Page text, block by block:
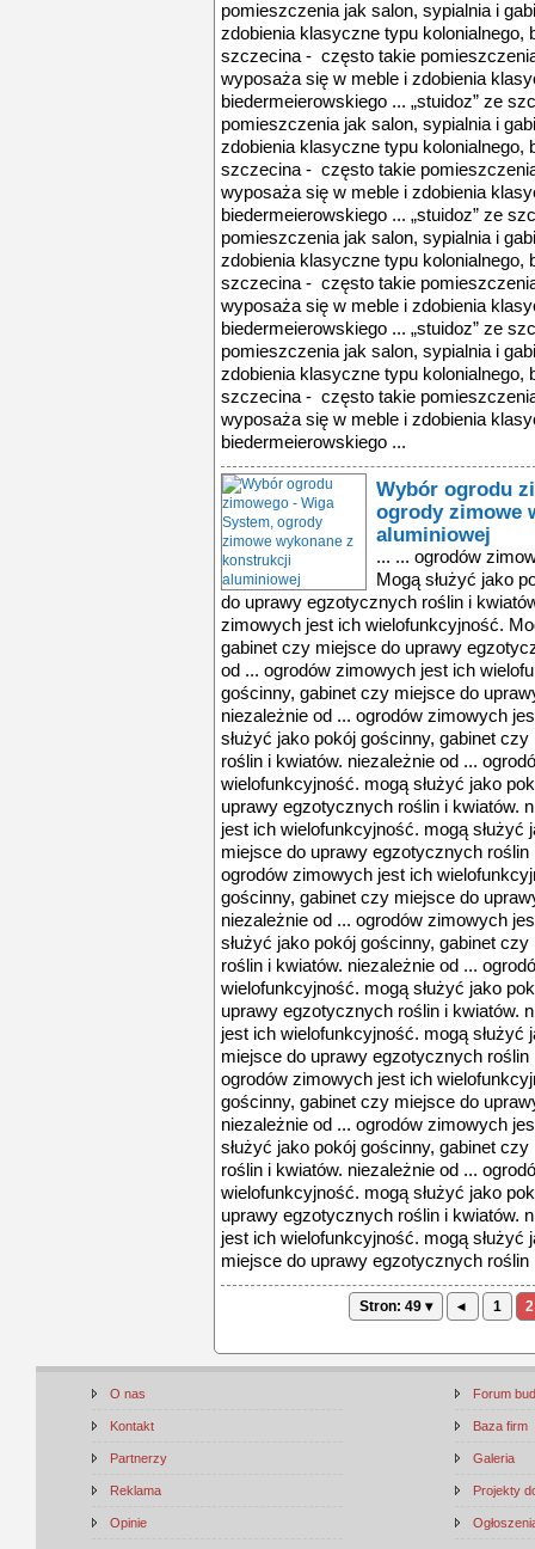
pomieszczenia jak salon, sypialnia i
zdobienia klasyczne typu kolonialnego,
szczecina - często takie
wyposaża się w meble i zdobienia
biedermeierowskiego ... „stuidoz” ze
pomieszczenia jak salon, sypialnia i
zdobienia klasyczne typu kolonialnego,
szczecina - często takie
wyposaża się w meble i zdobienia
biedermeierowskiego ... „stuidoz” ze
pomieszczenia jak salon, sypialnia i
zdobienia klasyczne typu kolonialnego,
szczecina - często takie
wyposaża się w meble i zdobienia
biedermeierowskiego ... „stuidoz” ze
pomieszczenia jak salon, sypialnia i
zdobienia klasyczne typu kolonialnego,
szczecina - często takie
wyposaża się w meble i zdobienia
biedermeierowskiego ...
Wybór ogrodu
ogrody zimowe
aluminiowej
... ... ogrodów
Mogą służyć jako
do uprawy egzotycznych roślin i
zimowych jest ich wielofunkcyjność.
gabinet czy miejsce do uprawy
od ... ogrodów zimowych jest ich
gościnny, gabinet czy miejsce do
niezależnie od ... ogrodów zimowych
służyć jako pokój gościnny, gabinet
roślin i kwiatów. niezależnie od ...
wielofunkcyjność. mogą służyć jako
uprawy egzotycznych roślin i kwiatów.
jest ich wielofunkcyjność. mogą służyć
miejsce do uprawy egzotycznych roślin
ogrodów zimowych jest ich
gościnny, gabinet czy miejsce do
niezależnie od ... ogrodów zimowych
służyć jako pokój gościnny, gabinet
roślin i kwiatów. niezależnie od ...
wielofunkcyjność. mogą służyć jako
uprawy egzotycznych roślin i kwiatów.
jest ich wielofunkcyjność. mogą służyć
miejsce do uprawy egzotycznych roślin
ogrodów zimowych jest ich
gościnny, gabinet czy miejsce do
niezależnie od ... ogrodów zimowych
służyć jako pokój gościnny, gabinet
roślin i kwiatów. niezależnie od ...
wielofunkcyjność. mogą służyć jako
uprawy egzotycznych roślin i kwiatów.
jest ich wielofunkcyjność. mogą służyć
miejsce do uprawy egzotycznych roślin
Stron: 49 ▾ ◂ 1 2
O nas
Kontakt
Partnerzy
Reklama
Opinie
Forum
Baza firm
Galeria
Projekty